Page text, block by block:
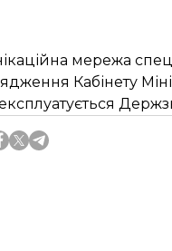
мережа
Кабінету